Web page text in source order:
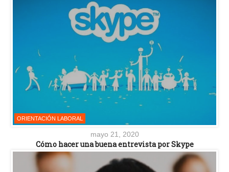
ORIENTACIÓN LABORAL
mayo 21, 2020
Cómo hacer una buena entrevista por Skype